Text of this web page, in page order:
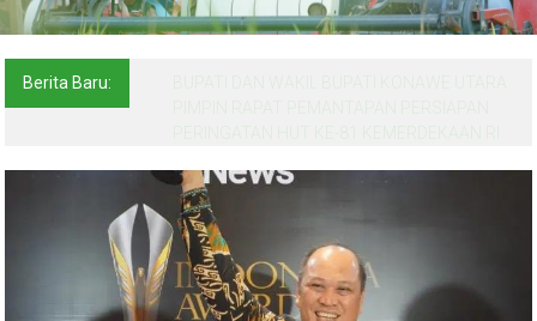
Berita Baru: